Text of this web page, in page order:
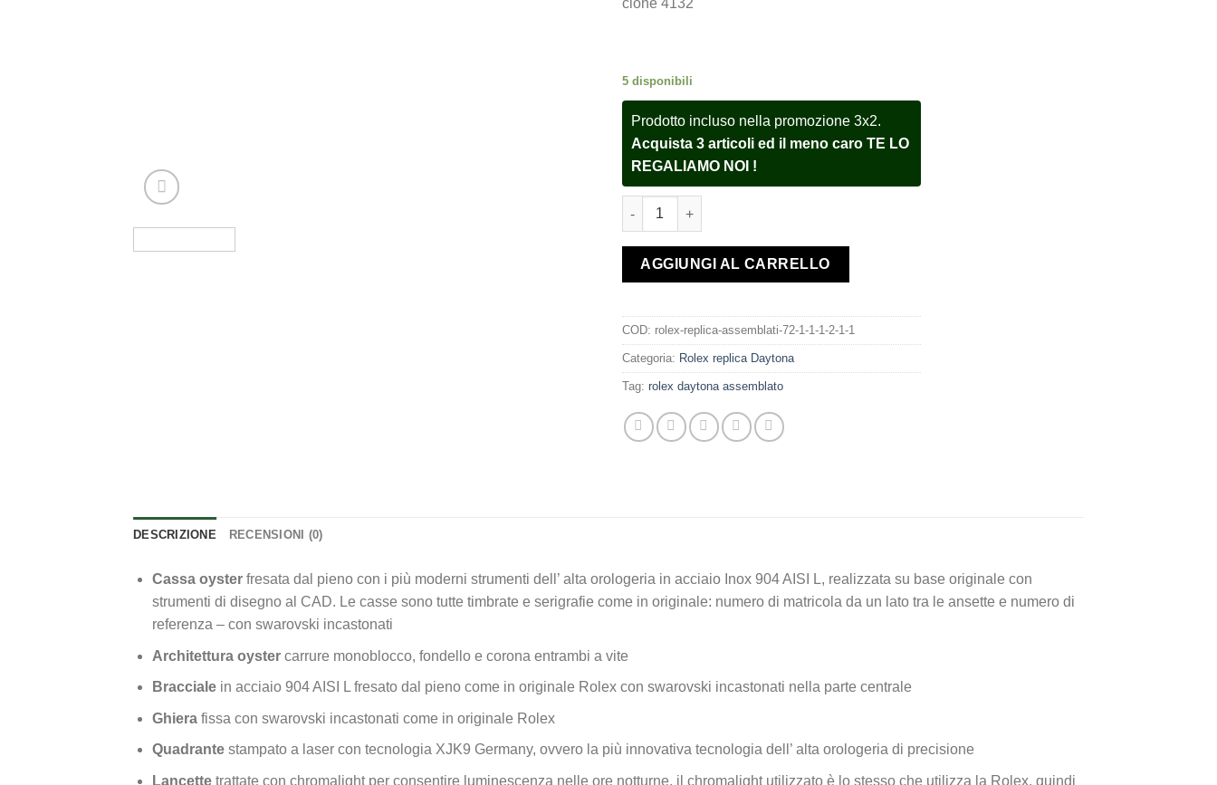
5 disponibili
Prodotto incluso nella promozione 3x2.
Acquista 3 articoli ed il meno caro TE LO
REGALIAMO NOI !
Rolex replica daytona tiger 116598TBR oro giallo orologio assemblato quantità
AGGIUNGI AL CARRELLO
COD: rolex-replica-assemblati-72-1-1-1-2-1-1
Categoria: Rolex replica Daytona
Tag: rolex daytona assemblato
DESCRIZIONE RECENSIONI (0)
Cassa oyster fresata dal pieno con i più moderni strumenti dell’ alta orologeria in acciaio Inox 904 AISI L, realizzata su base originale con
strumenti di disegno al CAD. Le casse sono tutte timbrate e serigrafie come in originale: numero di matricola da un lato tra le ansette e numero di
referenza – con swarovski incastonati
Architettura oyster carrure monoblocco, fondello e corona entrambi a vite
Braccialein acciaio 904 AISI L fresato dal pieno come in originale Rolex con swarovski incastonati nella parte centrale
Ghierafissa con swarovski incastonati come in originale Rolex
Quadrantestampato a laser con tecnologia XJK9 Germany, ovvero la più innovativa tecnologia dell’ alta orologeria di precisione
Lancettetrattate con chromalight per consentire luminescenza nelle ore notturne, il chromalight utilizzato è lo stesso che utilizza la Rolex, quindi